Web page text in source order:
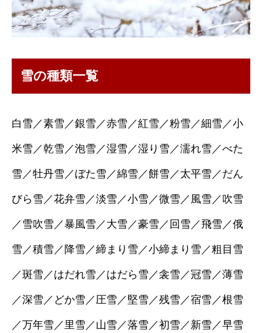
雪の種類一覧
白雪／素雪／銀雪／赤雪／紅雪／粉雪／細雪／小
米雪／乾雪／泡雪／湿雪／湿り雪／濡れ雪／べた
雪／牡丹雪／ぼた雪／綿雪／餅雪／太平雪／だん
びら雪／花弁雪／淡雪／小雪／微雪／風雪／吹雪
／雪吹雪／暴風雪／大雪／豪雪／回雪／飛雪／俄
雪／積雪／降雪／締まり雪／小締まり雪／粗目雪
／斑雪／はだれ雪／はだら雪／衾雪／冠雪／薄雪
／深雪／どか雪／圧雪／堅雪／残雪／宿雪／根雪
／万年雪／里雪／山雪／落雪／初雪／新雪／早雪